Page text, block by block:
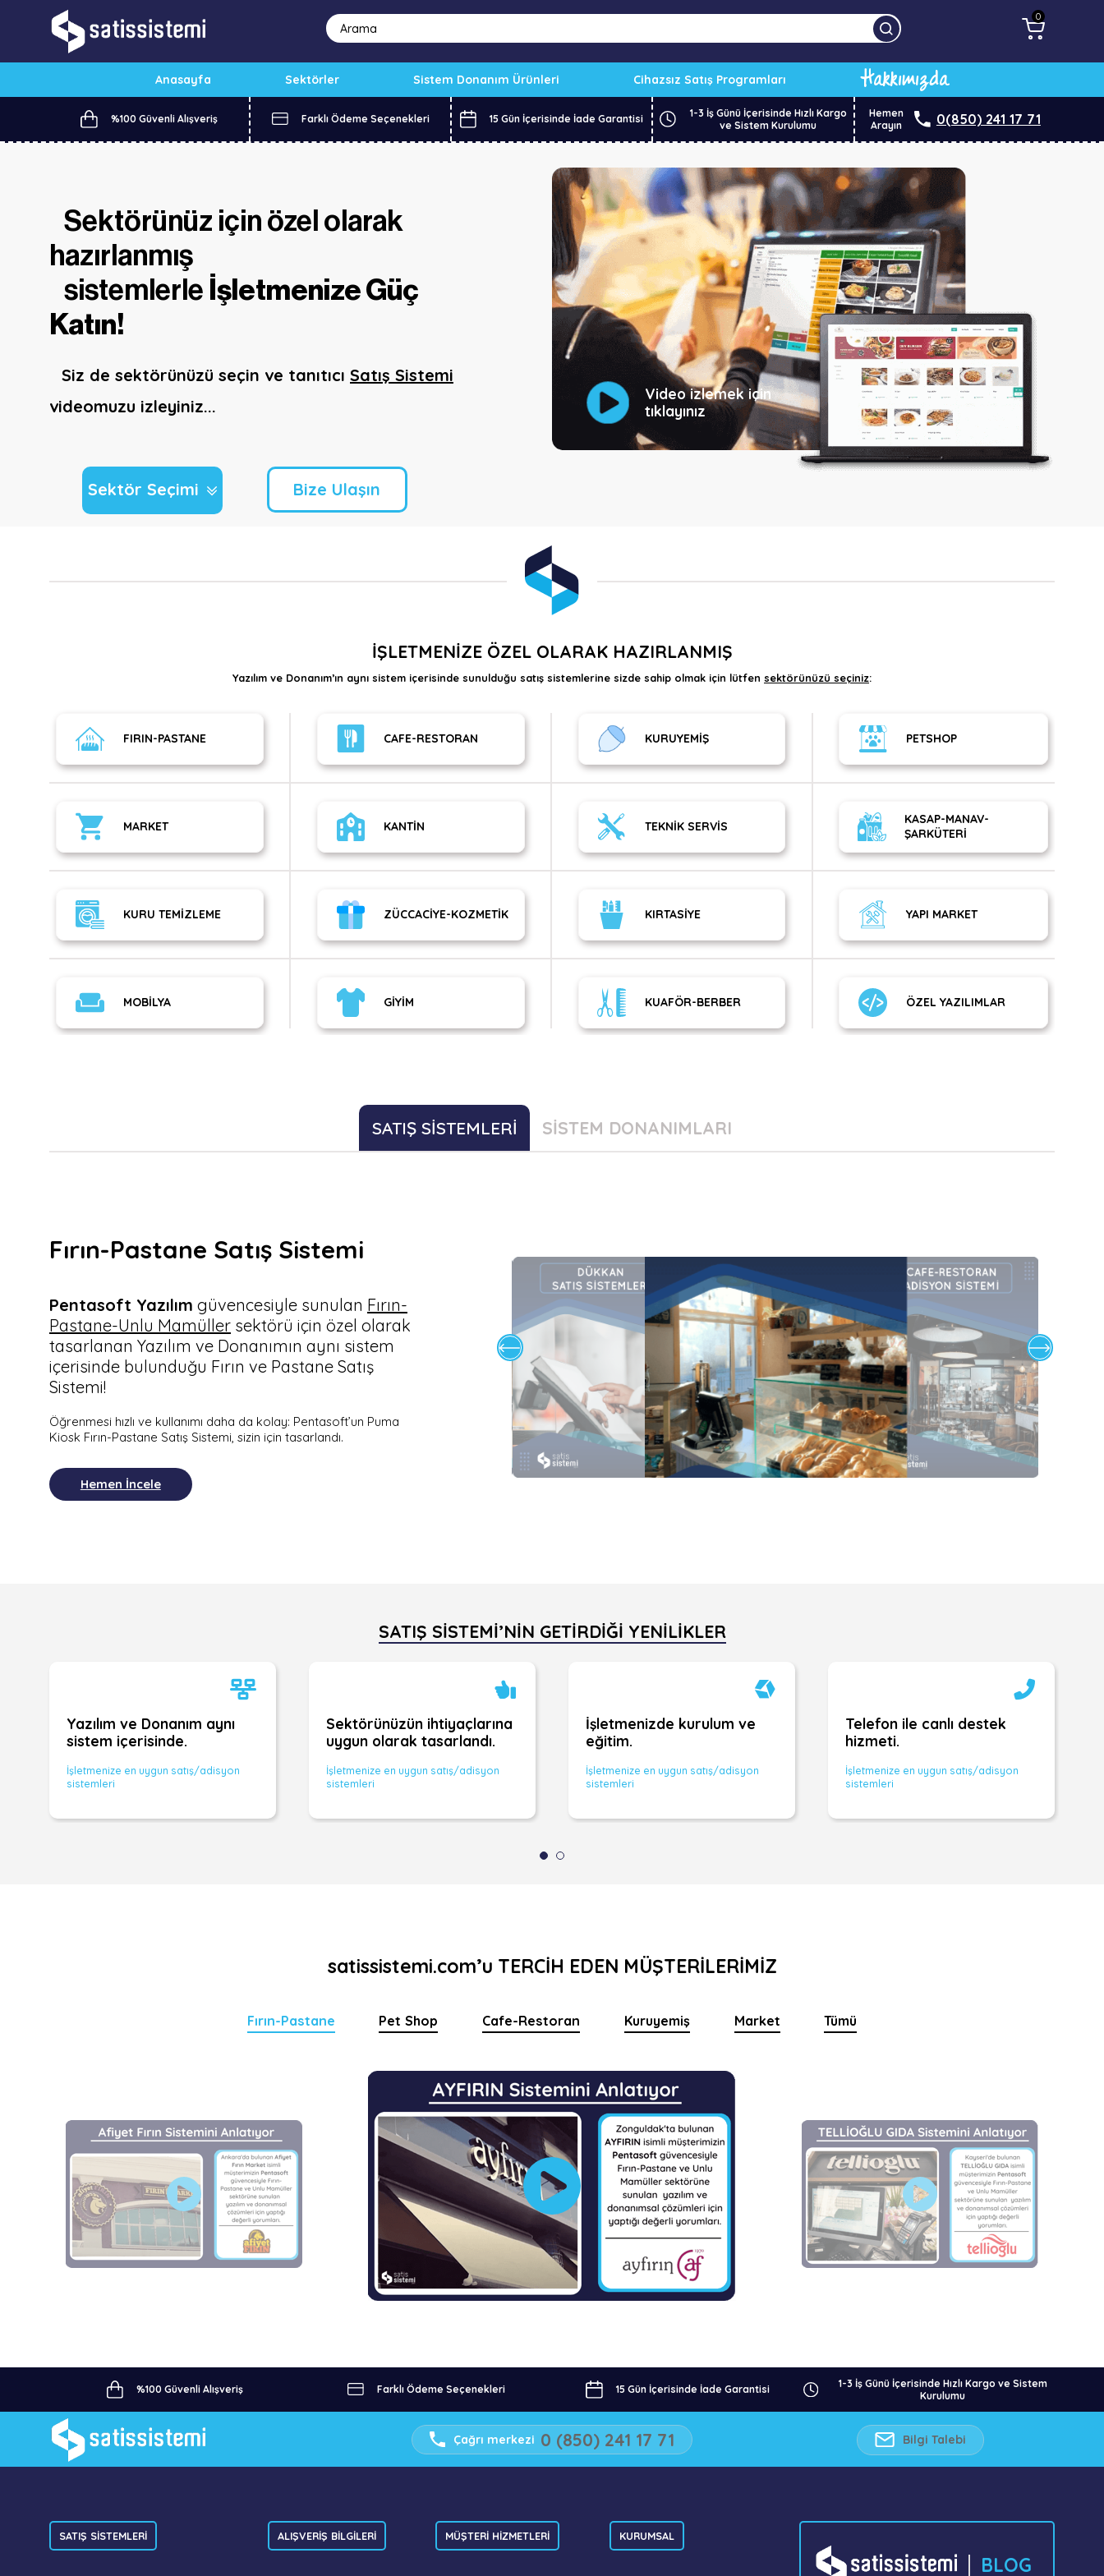
0
Anasayfa Sektörler Sistem Donanım Ürünleri Cihazsız Satış Programları Hakkımızda
%100 Güvenli Alışveriş Farklı Ödeme Seçenekleri 15 Gün İçerisinde İade Garantisi
1-3 İş Günü İçerisinde Hızlı Kargo
ve Sistem Kurulumu
Hemen
Arayın
0(850) 241 17 71
Sektörünüz için özel olarak
hazırlanmış
sistemlerle İşletmenize Güç
Katın!
Siz de sektörünüzü seçin ve tanıtıcı Satış Sistemi
videomuzu izleyiniz...
Sektör Seçimi Bize Ulaşın
Video izlemek için
tıklayınız
İŞLETMENİZE ÖZEL OLARAK HAZIRLANMIŞ
Yazılım ve Donanım’ın aynı sistem içerisinde sunulduğu satış sistemlerine sizde sahip olmak için lütfen sektörünüzü seçiniz:
FIRIN-PASTANE CAFE-RESTORAN KURUYEMİŞ PETSHOP
MARKET KANTİN TEKNİK SERVİS
KASAP-MANAV-
ŞARKÜTERİ
KURU TEMİZLEME ZÜCCACİYE-KOZMETİK KIRTASİYE YAPI MARKET
MOBİLYA GİYİM KUAFÖR-BERBER ÖZEL YAZILIMLAR
SATIŞ SİSTEMLERİ SİSTEM DONANIMLARI
Fırın-Pastane Satış Sistemi
Pentasoft Yazılım güvencesiyle sunulan Fırın-
Pastane-Unlu Mamüller sektörü için özel olarak
tasarlanan Yazılım ve Donanımın aynı sistem
içerisinde bulunduğu Fırın ve Pastane Satış
Sistemi!
Öğrenmesi hızlı ve kullanımı daha da kolay: Pentasoft’un Puma
Kiosk Fırın-Pastane Satış Sistemi, sizin için tasarlandı.
Hemen İncele
SATIŞ SİSTEMİ’NİN GETİRDİĞİ YENİLİKLER
Yazılım ve Donanım aynı
sistem içerisinde.
İşletmenize en uygun satış/adisyon
sistemleri
Sektörünüzün ihtiyaçlarına
uygun olarak tasarlandı.
İşletmenize en uygun satış/adisyon
sistemleri
İşletmenizde kurulum ve
eğitim.
İşletmenize en uygun satış/adisyon
sistemleri
Telefon ile canlı destek
hizmeti.
İşletmenize en uygun satış/adisyon
sistemleri
satissistemi.com’u TERCİH EDEN MÜŞTERİLERİMİZ
Fırın-Pastane Pet Shop Cafe-Restoran Kuruyemiş Market Tümü
%100 Güvenli Alışveriş Farklı Ödeme Seçenekleri 15 Gün İçerisinde İade Garantisi
1-3 İş Günü İçerisinde Hızlı Kargo ve Sistem
Kurulumu
Çağrı merkezi 0 (850) 241 17 71 Bilgi Talebi
SATIŞ SİSTEMLERİ ALIŞVERİŞ BİLGİLERİ MÜŞTERİ HİZMETLERİ KURUMSAL
BLOG